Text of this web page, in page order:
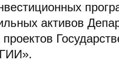
активов